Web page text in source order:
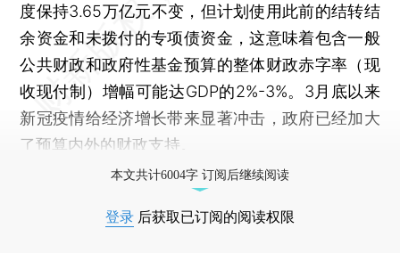
度保持3.65万亿元不变，但计划使用此前的结转结
余资金和未拨付的专项债资金，这意味着包含一般
公共财政和政府性基金预算的整体财政赤字率（现
收现付制）增幅可能达GDP的2%-3%。3月底以来
新冠疫情给经济增长带来显著冲击，政府已经加大
了预算内外的财政支持。
本文共计6004字 订阅后继续阅读
登录 后获取已订阅的阅读权限